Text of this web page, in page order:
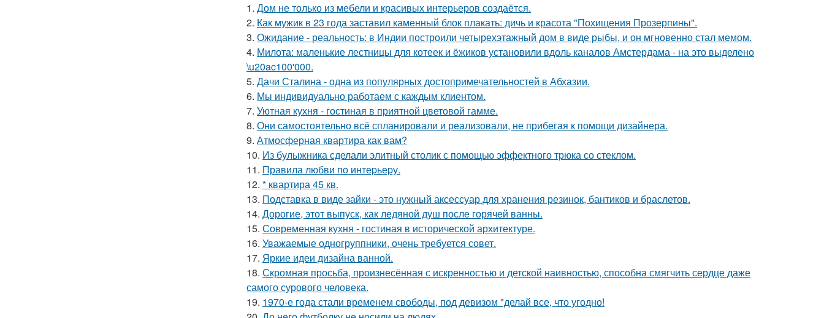
1. Дом не только из мебели и красивых интерьеров создаётся.
2. Как мужик в 23 года заставил каменный блок плакать: дичь и красота "Похищения Прозерпины".
3. Ожидание - реальность: в Индии построили четырехэтажный дом в виде рыбы, и он мгновенно стал мемом.
4. Милота: маленькие лестницы для котеек и ёжиков установили вдоль каналов Амстердама - на это выделено
\u20ac100'000.
5. Дачи Сталина - одна из популярных достопримечательностей в Абхазии.
6. Мы индивидуально работаем с каждым клиентом.
7. Уютная кухня - гостиная в приятной цветовой гамме.
8. Они самостоятельно всё спланировали и реализовали, не прибегая к помощи дизайнера.
9. Атмосферная квартира как вам?
10. Из булыжника сделали элитный столик с помощью эффектного трюка со стеклом.
11. Правила любви по интеpьеpу.
12. * квартира 45 кв.
13. Подставка в виде зайки - это нужный аксессуар для хранения резинок, бантиков и браслетов.
14. Дорогие, этот выпуск, как ледяной душ после горячей ванны.
15. Современная кухня - гостиная в исторической архитектуре.
16. Уважаемые одногруппники, очень требуется совет.
17. Яркие идеи дизайна ванной.
18. Скромная просьба, произнесённая с искренностью и детской наивностью, способна смягчить сердце даже
самого сурового человека.
19. 1970-е года стали временем свободы, под девизом "делай все, что угодно!